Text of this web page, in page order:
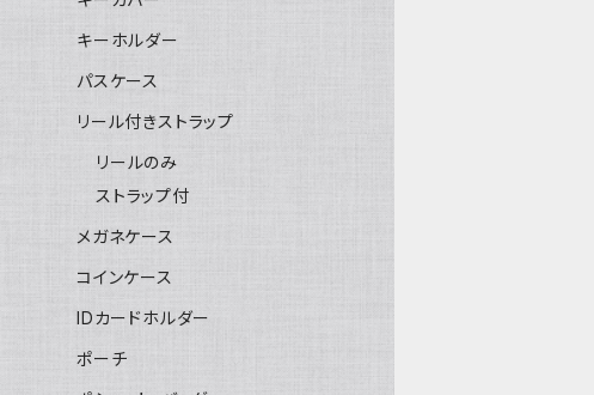
キーホルダー
パスケース
リール付きストラップ
リールのみ
ストラップ付
メガネケース
コインケース
IDカードホルダー
ポーチ